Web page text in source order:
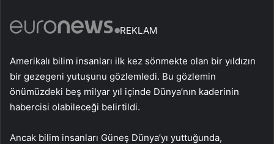
REKLAM
Amerikalı bilim insanları ilk kez sönmekte olan bir yıldızın
bir gezegeni yutuşunu gözlemledi. Bu gözlemin
önümüzdeki beş milyar yıl içinde Dünya’nın kaderinin
habercisi olabileceği belirtildi.
Ancak bilim insanları Güneş Dünya’yı yuttuğunda,